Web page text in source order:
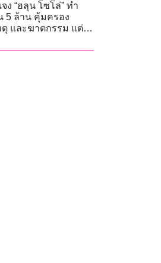
ง “ฮลุน โซโล่” ทำ
5 ล้าน คุ้มครอง
ตุ และฆาตกรรม แต่